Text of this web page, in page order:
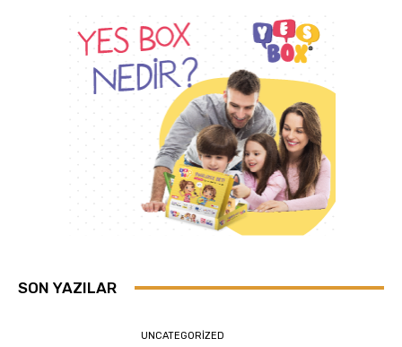
SON YAZILAR
UNCATEGORIZED